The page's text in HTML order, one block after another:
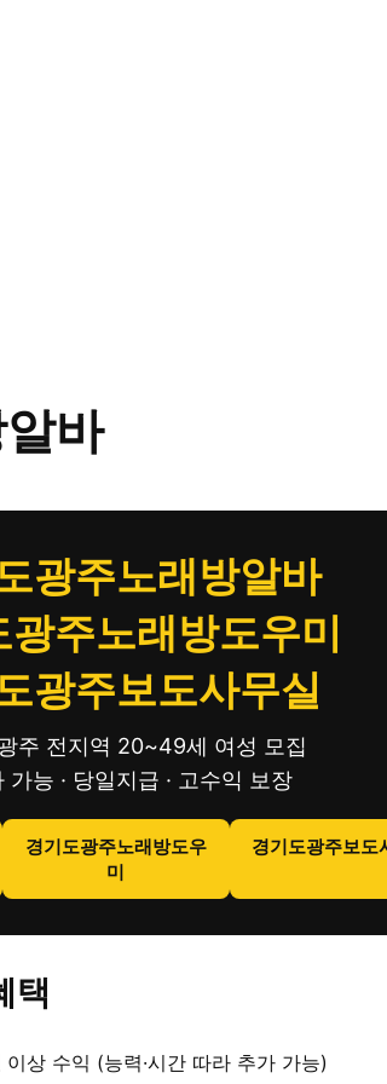
바
광주노래방알바
광주노래방도우미
광주보도사무실
주 전지역 20~49세 여성 모집
가능 · 당일지급 · 고수익 보장
경기도광주노래방도우
미
경기도광주보도
택
이상 수익 (능력·시간 따라 추가 가능)